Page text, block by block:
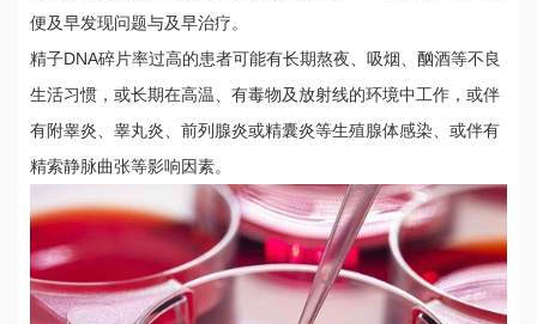
便及早发现问题与及早治疗。
精子DNA碎片率过高的患者可能有长期熬夜、吸烟、酗酒等不良
生活习惯，或长期在高温、有毒物及放射线的环境中工作，或伴
有附睾炎、睾丸炎、前列腺炎或精囊炎等生殖腺体感染、或伴有
精索静脉曲张等影响因素。